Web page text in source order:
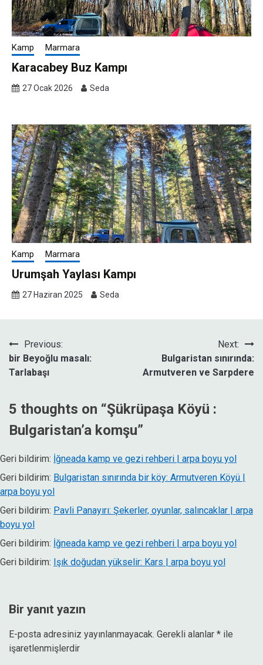
Kamp Marmara
Karacabey Buz Kampı
27 Ocak 2026 Seda
Kamp Marmara
Urumşah Yaylası Kampı
27 Haziran 2025 Seda
Yazı
gezinmesi
Previous:
bir Beyoğlu masalı:
Tarlabaşı
Next:
Bulgaristan sınırında:
Armutveren ve Sarpdere
5 thoughts on “Şükrüpaşa Köyü :
Bulgaristan’a komşu”
Geri bildirim: İğneada kamp ve gezi rehberi | arpa boyu yol
Geri bildirim: Bulgaristan sınırında bir köy: Armutveren Köyü |
arpa boyu yol
Geri bildirim: Pavli Panayırı: Şekerler, oyunlar, salıncaklar | arpa
boyu yol
Geri bildirim: İğneada kamp ve gezi rehberi | arpa boyu yol
Geri bildirim: Işık doğudan yükselir: Kars | arpa boyu yol
Bir yanıt yazın
E-posta adresiniz yayınlanmayacak. Gerekli alanlar * ile
işaretlenmişlerdir